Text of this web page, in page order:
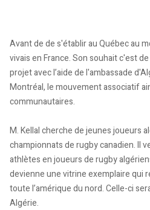
Avant de de s'établir au Québec au
vivais en France. Son souhait c'est
projet avec l’aide de l'ambassade
Montréal, le mouvement associatif
communautaires.
M. Kellal cherche de jeunes joueurs
championnats de rugby canadien. Il
athlètes en joueurs de rugby
devienne une vitrine exemplaire qui
toute l’amérique du nord. Celle-ci
Algérie.